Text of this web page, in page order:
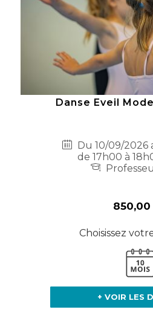
Danse Eveil
Du 10/09/2026
de 17h00 à
Choisissez
+ VOIR LES